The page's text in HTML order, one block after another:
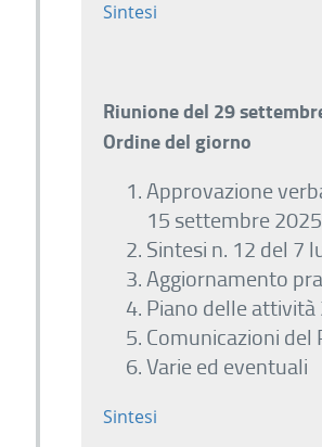
Sintesi
Riunione del 29
Ordine del giorno
Approvazione
15 settembre
Sintesi n. 12 del 7
Aggiornamento
Piano delle attività
Comunicazioni del
Varie ed eventuali
Sintesi